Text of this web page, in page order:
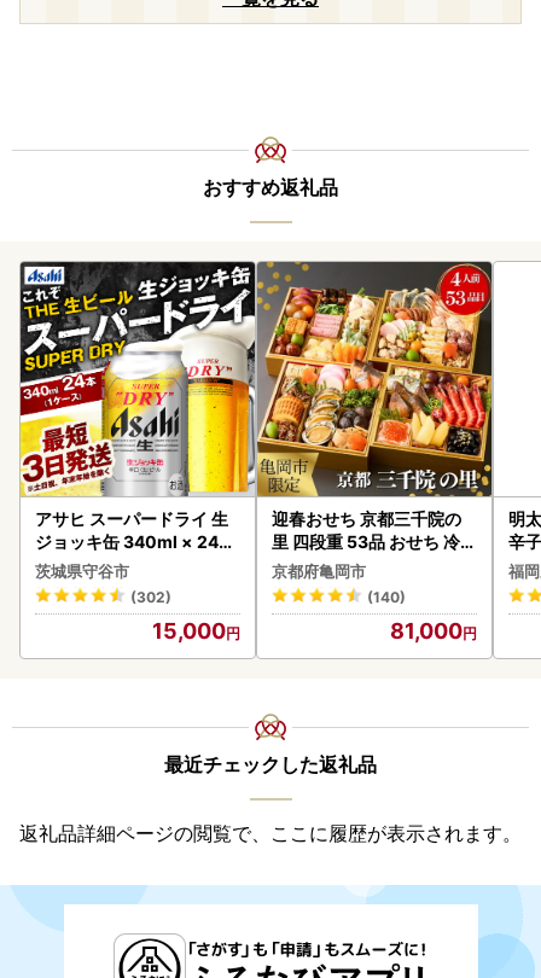
おすすめ返礼品
アサヒ スーパードライ 生
ジョッキ缶 340ml × 24本
(1ケース) ＜茨城工場＞ 缶
ビール お酒 Asahi 守谷市
茨城県守谷市
(302)
15,000
迎春おせち 京都三千院の
里 四段重 53品 おせち 冷蔵
2027 先行予約
京都府亀岡市
(140)
81,000
明
辛
福
最近チェックした返礼品
返礼品詳細ページの閲覧で、ここに履歴が表示されます。